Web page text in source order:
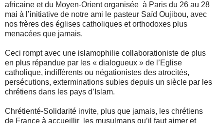
africaine et du Moyen-Orient organisée à Paris du 26 au 28
mai à l’initiative de notre ami le pasteur Saïd Oujibou, avec
nos frères des églises catholiques et orthodoxes plus
menacées que jamais.
Ceci rompt avec une islamophilie collaborationiste de plus
en plus répandue par les « dialogueux » de l’Eglise
catholique, indifférents ou négationistes des atrocités,
persécutions, exterminations subies depuis un siècle par les
chrétiens dans les pays d’Islam.
Chrétienté-Solidarité invite, plus que jamais, les chrétiens
de France à accueillir les musulmans qu’il faut aimer et